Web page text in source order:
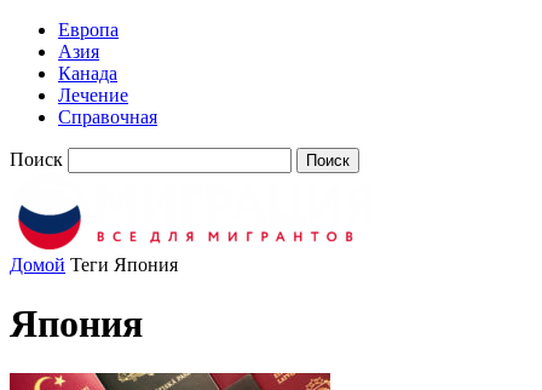
Европа
Азия
Канада
Лечение
Справочная
Поиск
Домой Теги Япония
Япония